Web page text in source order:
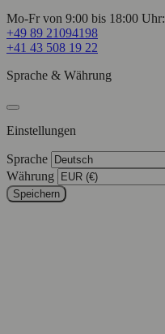
Mo-Fr von 9:00 bis 18:00 Uhr:
+49 89 21094198
+41 43 508 19 22
Sprache & Währung
Einstellungen
Sprache
Währung
Speichern